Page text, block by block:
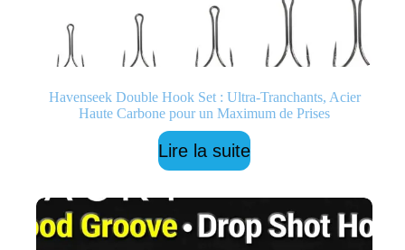
Havenseek Double Hook Set : Ultra-Tranchants, Acier
Haute Carbone pour un Maximum de Prises
Lire la suite